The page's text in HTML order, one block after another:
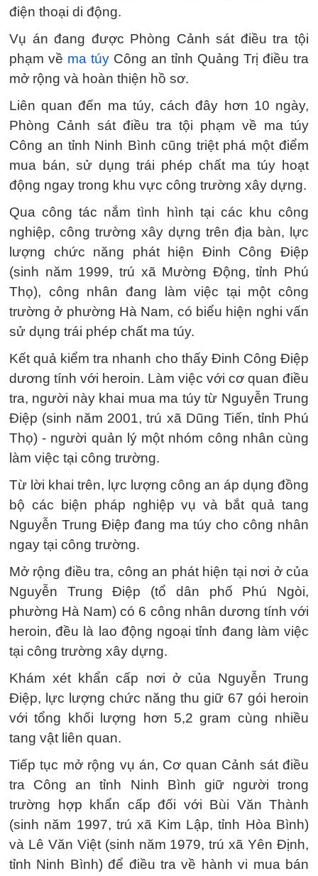
điện thoại di động.
Vụ án đang được Phòng Cảnh sát điều tra tội
phạm về ma túy Công an tỉnh Quảng Trị điều tra
mở rộng và hoàn thiện hồ sơ.
Liên quan đến ma túy, cách đây hơn 10 ngày,
Phòng Cảnh sát điều tra tội phạm về ma túy
Công an tỉnh Ninh Bình cũng triệt phá một điểm
mua bán, sử dụng trái phép chất ma túy hoạt
động ngay trong khu vực công trường xây dựng.
Qua công tác nắm tình hình tại các khu công
nghiệp, công trường xây dựng trên địa bàn, lực
lượng chức năng phát hiện Đinh Công Điệp
(sinh năm 1999, trú xã Mường Động, tỉnh Phú
Thọ), công nhân đang làm việc tại một công
trường ở phường Hà Nam, có biểu hiện nghi vấn
sử dụng trái phép chất ma túy.
Kết quả kiểm tra nhanh cho thấy Đinh Công Điệp
dương tính với heroin. Làm việc với cơ quan điều
tra, người này khai mua ma túy từ Nguyễn Trung
Điệp (sinh năm 2001, trú xã Dũng Tiến, tỉnh Phú
Thọ) - người quản lý một nhóm công nhân cùng
làm việc tại công trường.
Từ lời khai trên, lực lượng công an áp dụng đồng
bộ các biện pháp nghiệp vụ và bắt quả tang
Nguyễn Trung Điệp đang ma túy cho công nhân
ngay tại công trường.
Mở rộng điều tra, công an phát hiện tại nơi ở của
Nguyễn Trung Điệp (tổ dân phố Phú Ngòi,
phường Hà Nam) có 6 công nhân dương tính với
heroin, đều là lao động ngoại tỉnh đang làm việc
tại công trường xây dựng.
Khám xét khẩn cấp nơi ở của Nguyễn Trung
Điệp, lực lượng chức năng thu giữ 67 gói heroin
với tổng khối lượng hơn 5,2 gram cùng nhiều
tang vật liên quan.
Tiếp tục mở rộng vụ án, Cơ quan Cảnh sát điều
tra Công an tỉnh Ninh Bình giữ người trong
trường hợp khẩn cấp đối với Bùi Văn Thành
(sinh năm 1997, trú xã Kim Lập, tỉnh Hòa Bình)
và Lê Văn Việt (sinh năm 1979, trú xã Yên Định,
tỉnh Ninh Bình) để điều tra về hành vi mua bán